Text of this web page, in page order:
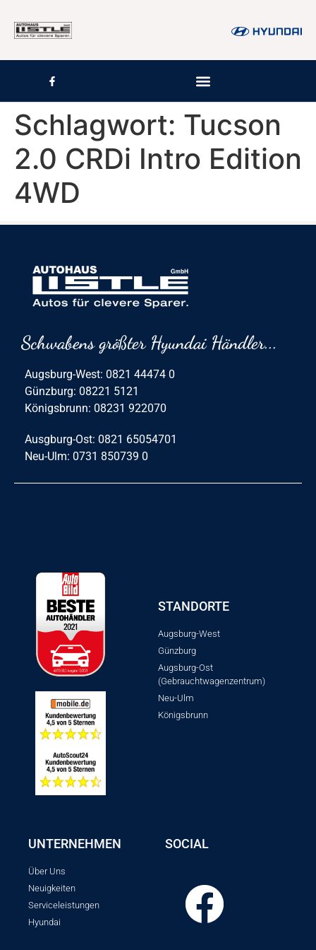
Schlagwort: Tucson
2.0 CRDi Intro Edition
4WD
Schwabens größter Hyundai Händler...
Augsburg-West: 0821 44474 0
Günzburg: 08221 5121
Königsbrunn: 08231 922070
Ausgburg-Ost: 0821 65054701
Neu-Ulm: 0731 850739 0
STANDORTE
Augsburg-West
Günzburg
Augsburg-Ost
(Gebrauchtwagenzentrum)
Neu-Ulm
Königsbrunn
UNTERNEHMEN
Über Uns
Neuigkeiten
Serviceleistungen
Hyundai
SOCIAL